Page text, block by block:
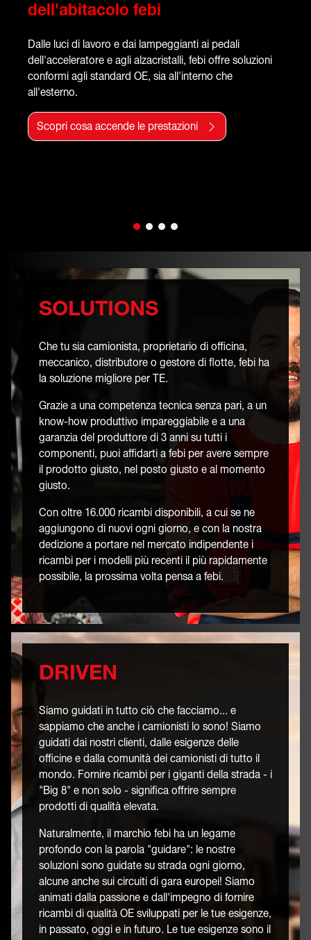
dell'abitacolo febi
Dalle luci di lavoro e dai lampeggianti ai pedali
dell'acceleratore e agli alzacristalli, febi offre soluzioni
conformi agli standard OE, sia all'interno che
all'esterno.
Scopri cosa accende le prestazioni
SOLUTIONS
Che tu sia camionista, proprietario di officina,
meccanico, distributore o gestore di flotte, febi ha
la soluzione migliore per TE.
Grazie a una competenza tecnica senza pari, a un
know-how produttivo impareggiabile e a una
garanzia del produttore di 3 anni su tutti i
componenti, puoi affidarti a febi per avere sempre
il prodotto giusto, nel posto giusto e al momento
giusto.
Con oltre 16.000 ricambi disponibili, a cui se ne
aggiungono di nuovi ogni giorno, e con la nostra
dedizione a portare nel mercato indipendente i
ricambi per i modelli più recenti il più rapidamente
possibile, la prossima volta pensa a febi.
DRIVEN
Siamo guidati in tutto ciò che facciamo... e
sappiamo che anche i camionisti lo sono! Siamo
guidati dai nostri clienti, dalle esigenze delle
officine e dalla comunità dei camionisti di tutto il
mondo. Fornire ricambi per i giganti della strada - i
"Big 8" e non solo - significa offrire sempre
prodotti di qualità elevata.
Naturalmente, il marchio febi ha un legame
profondo con la parola "guidare": le nostre
soluzioni sono guidate su strada ogni giorno,
alcune anche sui circuiti di gara europei! Siamo
animati dalla passione e dall'impegno di fornire
ricambi di qualità OE sviluppati per le tue esigenze,
in passato, oggi e in futuro. Le tue esigenze sono il